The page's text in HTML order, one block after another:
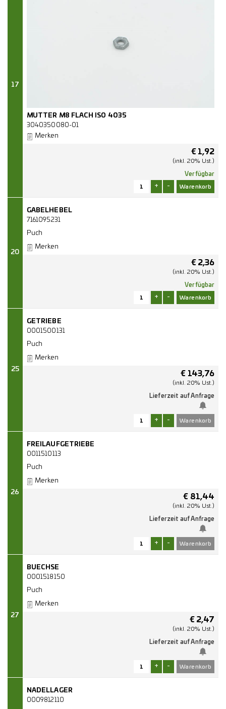
17
MUTTER M8 FLACH ISO 4035
3040350080-01
Merken
€ 1,92
(inkl. 20% Ust.)
Verfügbar
+ -
20
GABELHEBEL
7161095231
Puch
Merken
€ 2,36
(inkl. 20% Ust.)
Verfügbar
+ -
25
GETRIEBE
0001500131
Puch
Merken
€ 143,76
(inkl. 20% Ust.)
Lieferzeit auf Anfrage
+ -
26
FREILAUFGETRIEBE
0011510113
Puch
Merken
€ 81,44
(inkl. 20% Ust.)
Lieferzeit auf Anfrage
+ -
27
BUECHSE
0001518150
Puch
Merken
€ 2,47
(inkl. 20% Ust.)
Lieferzeit auf Anfrage
+ -
NADELLAGER
0009812110